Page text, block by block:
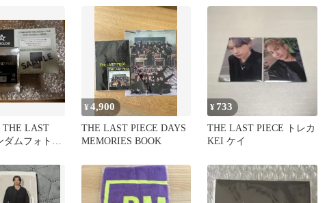
THE LAST
ムフォトカ
¥4,900
THE LAST PIECE DAYS
MEMORIES BOOK
¥733
THE LAST PIECE トレカ
KEI ケイ